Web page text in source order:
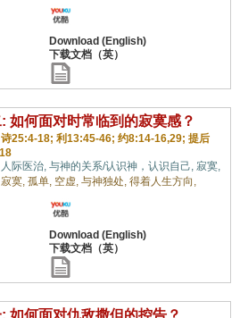
如何面对时常临到的寂寞感？
25:4-18; 利13:45-46; 约8:14-16,29; 提后
人际医治, 与神的关系/认识神，认识自己, 寂寞,
寂寞, 孤单, 空虚, 与神独处, 得着人生方向,
如何面对仇敌撒但的控告？